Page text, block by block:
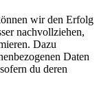
wir den Erfolg
nachvollziehen,
Dazu
Daten
du deren